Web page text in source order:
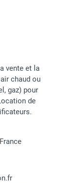
vente et la
chaud ou
gaz) pour
de